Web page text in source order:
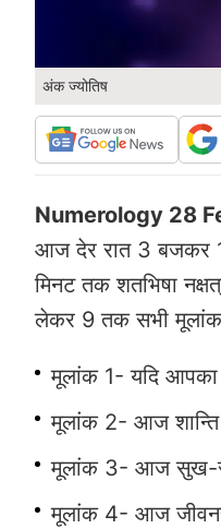
अंक ज्योतिष
Numerology 28
आज देर रात 3 बजकर
मिनट तक शतभिषा
लेकर 9 तक सभी मूलांक
मूलांक 1- यदि
मूलांक 2- आज
मूलांक 3- आज सुख-
मूलांक 4- आज